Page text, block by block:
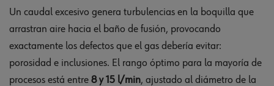
Un caudal excesivo genera turbulencias en la boquilla que
arrastran aire hacia el baño de fusión, provocando
exactamente los defectos que el gas debería evitar:
porosidad e inclusiones. El rango óptimo para la mayoría de
procesos está entre 8 y 15 l/min, ajustado al diámetro de la